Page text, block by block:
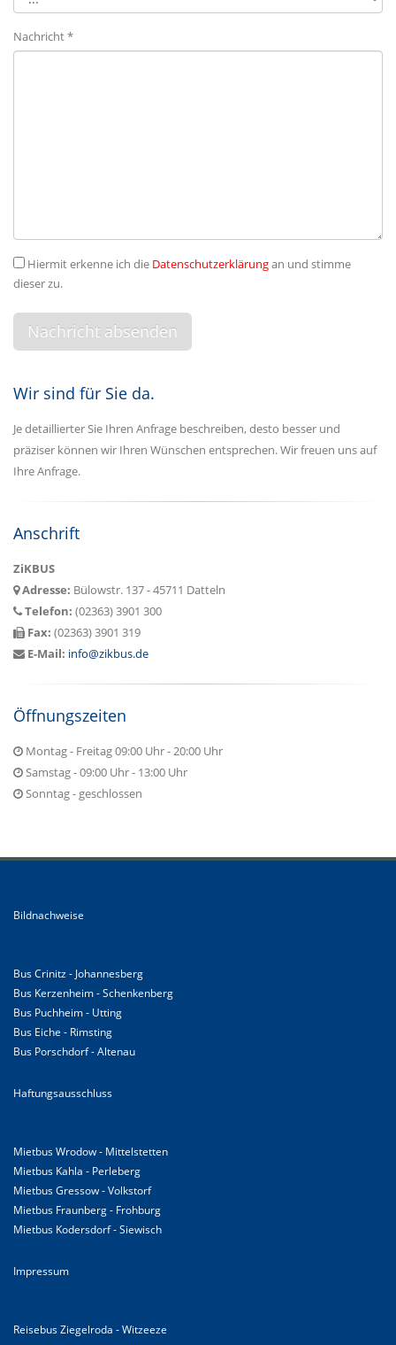
Nachricht *
Hiermit erkenne ich die Datenschutzerklärungan und stimme
dieser zu.
Wir sind für Sie da.
Je detaillierter Sie Ihren Anfrage beschreiben, desto besser und
präziser können wir Ihren Wünschen entsprechen. Wir freuen uns auf
Ihre Anfrage.
Anschrift
ZiKBUS
Adresse: Bülowstr. 137 - 45711 Datteln
Telefon: (02363) 3901 300
Fax: (02363) 3901 319
E-Mail: info@zikbus.de
Öffnungszeiten
Montag - Freitag 09:00 Uhr - 20:00 Uhr
Samstag - 09:00 Uhr - 13:00 Uhr
Sonntag - geschlossen
Bildnachweise
Bus Crinitz - Johannesberg
Bus Kerzenheim - Schenkenberg
Bus Puchheim - Utting
Bus Eiche - Rimsting
Bus Porschdorf - Altenau
Haftungsausschluss
Mietbus Wrodow - Mittelstetten
Mietbus Kahla - Perleberg
Mietbus Gressow - Volkstorf
Mietbus Fraunberg - Frohburg
Mietbus Kodersdorf - Siewisch
Impressum
Reisebus Ziegelroda - Witzeeze